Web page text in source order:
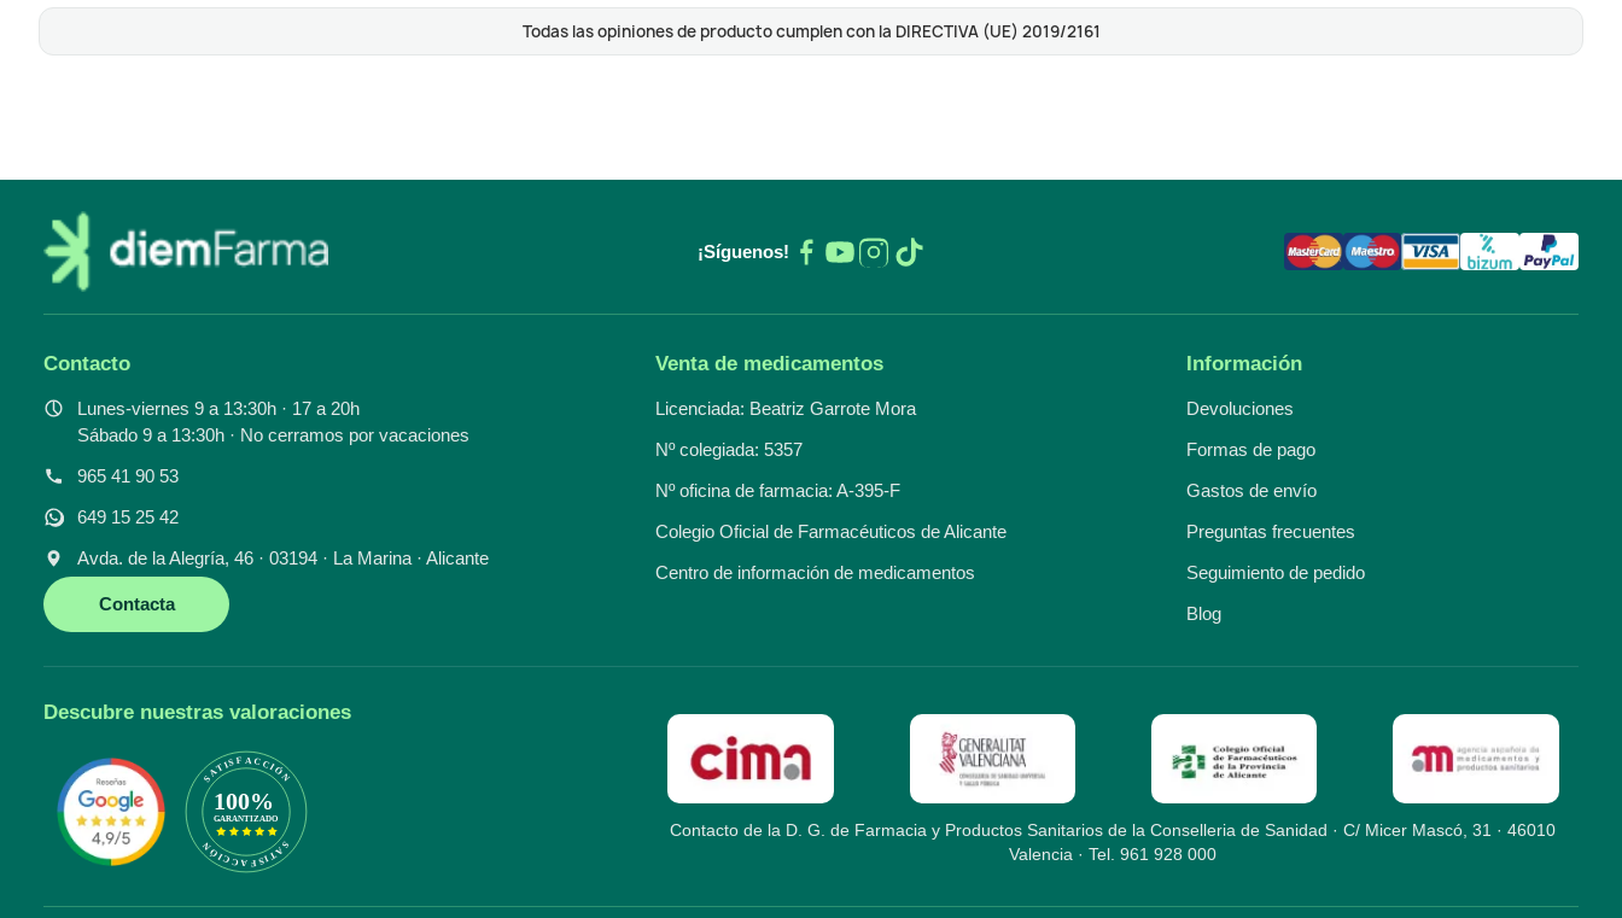
Todas las opiniones de producto cumplen con la DIRECTIVA (UE) 2019/2161
¡Síguenos!
Contacto
Lunes-viernes 9 a 13:30h · 17 a 20h
Sábado 9 a 13:30h · No cerramos por vacaciones
965 41 90 53
649 15 25 42
Avda. de la Alegría, 46 · 03194 · La Marina · Alicante
Contacta
Venta de medicamentos
Licenciada: Beatriz Garrote Mora
Nº colegiada: 5357
Nº oficina de farmacia: A-395-F
Colegio Oficial de Farmacéuticos de Alicante
Centro de información de medicamentos
Información
Devoluciones
Formas de pago
Gastos de envío
Preguntas frecuentes
Seguimiento de pedido
Blog
Descubre nuestras valoraciones
Contacto de la D. G. de Farmacia y Productos Sanitarios de la Conselleria de Sanidad · C/ Micer Mascó, 31 · 46010
Valencia · Tel. 961 928 000